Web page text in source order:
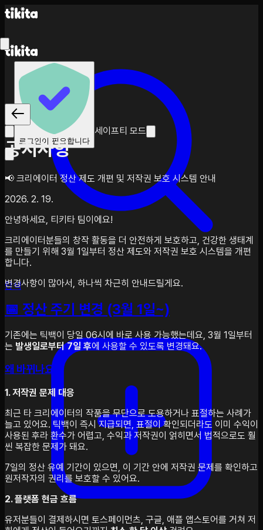
탐색
로그인이 필요합니다
세이프티 모드
공지사항
📢 크리에이터 정산 제도 개편 및 저작권 보호 시스템 안내
2026. 2. 19.
안녕하세요, 티키타 팀이에요!
크리에이터분들의 창작 활동을 더 안전하게 보호하고, 건강한 생태계
를 만들기 위해 3월 1일부터 정산 제도와 저작권 보호 시스템을 개편
합니다.
변경사항이 많아서, 하나씩 차근히 안내드릴게요.
📅 정산 주기 변경 (3월 1일~)
기존에는 틱백이 당일 06시에 바로 사용 가능했는데요, 3월 1일부터
는 발생일로부터 7일 후에 사용할 수 있도록 변경돼요.
왜 바뀌나요?
1. 저작권 문제 대응
최근 타 크리에이터의 작품을 무단으로 도용하거나 표절하는 사례가
늘고 있어요. 틱백이 즉시 지급되면, 표절이 확인되더라도 이미 수익이
사용된 후라 환수가 어렵고, 수익과 저작권이 얽히면서 법적으로도 훨
씬 복잡한 문제가 돼요.
7일의 정산 유예 기간이 있으면, 이 기간 안에 저작권 문제를 확인하고
원저작자의 권리를 보호할 수 있어요.
2. 플랫폼 현금 흐름
유저분들이 결제하시면 토스페이먼츠, 구글, 애플 앱스토어를 거쳐 저